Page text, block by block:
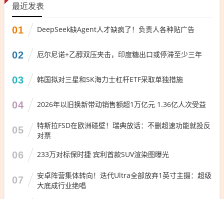
最近发表
01 DeepSeek缺Agent人才缺疯了！负责人各种贴广告
02 厄尔尼诺+乙醇双压夹击，印度糖出口或停滞至少三年
03 韩国拟对三星和SK海力士杠杆ETF采取单独措施
04 2026年以旧换新带动销售额超1万亿元 1.36亿人次受益
05
特斯拉FSD在欧洲碰壁！瑞典放话：不删超速功能就投反
对票
06 233万对标保时捷 宾利首款SUV渲染图曝光
07
安卓阵营集体转向！迭代Ultra全部放弃1英寸主摄：超级
大底成行业绝唱